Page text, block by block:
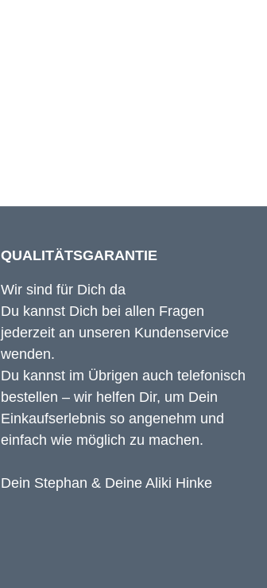
QUALITÄTSGARANTIE
Wir sind für Dich da
Du kannst Dich bei allen Fragen
jederzeit an unseren Kundenservice
wenden.
Du kannst im Übrigen auch telefonisch
bestellen – wir helfen Dir, um Dein
Einkaufserlebnis so angenehm und
einfach wie möglich zu machen.
Dein Stephan & Deine Aliki Hinke